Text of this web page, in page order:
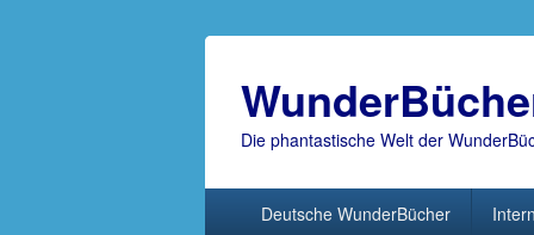
Die phantastische Welt der
Deutsche WunderBücher